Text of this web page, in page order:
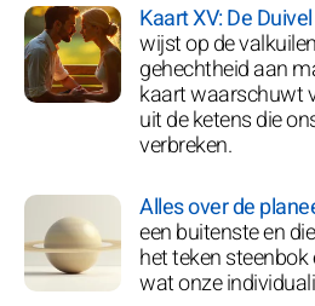
Kaart XV: De
wijst op de
gehechtheid aan
kaart waarschuwt
uit de ketens die
verbreken.
Alles over de
een buitenste en
het teken
wat onze